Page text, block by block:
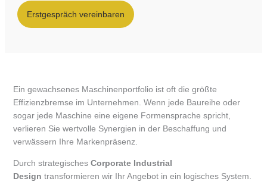
Erstgespräch vereinbaren
Ein gewachsenes Maschinenportfolio ist oft die größte
Effizienzbremse im Unternehmen. Wenn jede Baureihe oder
sogar jede Maschine eine eigene Formensprache spricht,
verlieren Sie wertvolle Synergien in der Beschaffung und
verwässern Ihre Markenpräsenz.
Durch strategisches Corporate Industrial
Design transformieren wir Ihr Angebot in ein logisches System.